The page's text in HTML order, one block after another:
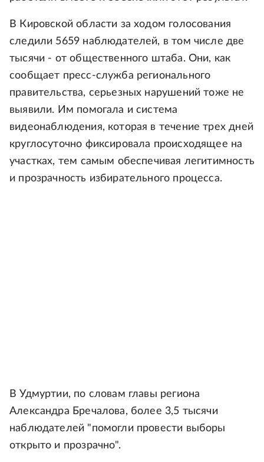
В Кировской области за ходом голосования
следили 5659 наблюдателей, в том числе две
тысячи - от общественного штаба. Они, как
сообщает пресс-служба регионального
правительства, серьезных нарушений тоже не
выявили. Им помогала и система
видеонаблюдения, которая в течение трех дней
круглосуточно фиксировала происходящее на
участках, тем самым обеспечивая легитимность
и прозрачность избирательного процесса.
В Удмуртии, по словам главы региона
Александра Бречалова, более 3,5 тысячи
наблюдателей "помогли провести выборы
открыто и прозрачно".